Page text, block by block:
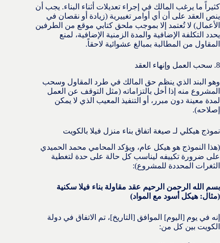
كثيراً ما يرغب المالك في إجراء تعديلات أثناء البناء. يجب أن
ينص العقد على أن أي أوامر تغييرية (زيادة أو نقصان في
الأعمال) لا تُعتمد إلا بموجب ملحق كتابي موقع من الطرفين
يحدد التكلفة الإضافية والمدة الزمنية الإضافية، لمنع
المقاول من المطالبة بمبالغ عشوائية لاحقاً.
8. سحب العمل وإنهاء العقد
وهو البند الذي ينظم حق المالك في طرد المقاول وسحب
المشروع منه إذا أخل بالتزاماته (مثل التوقف عن العمل
لمدة معينة دون مبرر، أو التنفيذ المعيب الذي لا يمكن
إصلاحه).
نموذج هيكلي لـ صيغة اتفاق بناء منزل فيلا بالكويت
(هذا النموذج هو هيكل عام، ويؤكد المحامي محمد الحميدي
على ضرورة تكييفه ليناسب كل حالة على حدة لتغطية
الثغرات المحددة للمشروع):
بسم الله الرحمن الرحيم عقد مقاولة بناء فيلا سكنية
(مثال: هيكل أسود مع المواد)
إنه في يوم [اليوم] الموافق [التاريخ]، تم الاتفاق في دولة
الكويت بين كل من: